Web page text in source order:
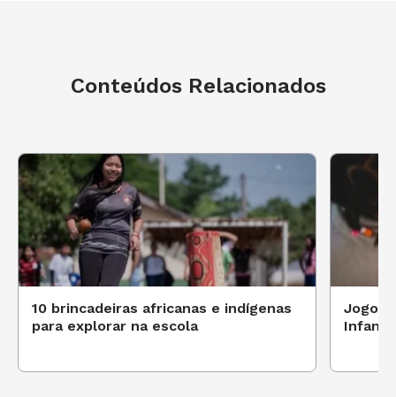
Conteúdos Relacionados
10 brincadeiras africanas e indígenas
para explorar na escola
Jogos